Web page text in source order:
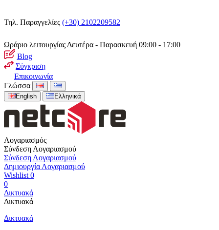
Τηλ. Παραγγελίες (+30) 2102209582
Ωράριο λειτουργίας Δευτέρα - Παρασκευή 09:00 - 17:00
Blog
Σύγκριση
Επικοινωνία
Γλώσσα
English Ελληνικά
Λογαριασμός
Σύνδεση Λογαριασμού
Σύνδεση Λογαριασμού
Δημιουργία Λογαριασμού
Wishlist 0
0
Δικτυακά
Δικτυακά
Δικτυακά